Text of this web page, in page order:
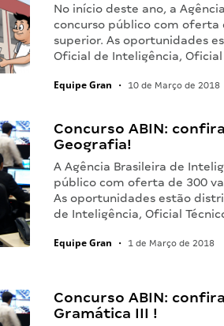
No início deste ano, a
concurso público com oferta
superior. As oportunidades
Oficial de Inteligência, Oficial
Equipe Gran • 10 de Março de 2018
Concurso ABIN:
Geografia!
A Agência Brasileira de
público com oferta de 300
As oportunidades estão
de Inteligência, Oficial
Equipe Gran • 1 de Março de 2018
Concurso ABIN:
Gramática III !